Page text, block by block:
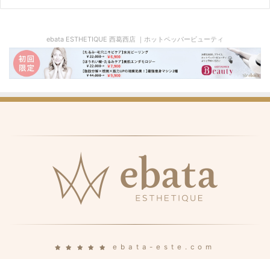
ebata ESTHETIQUE 西葛西店 ｜ホットペッパービューティ
ebata-este.com